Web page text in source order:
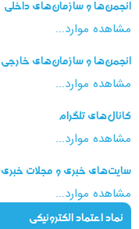
انجمن‌ها و سازمان‌های داخلی
مشاهده موارد...
انجمن‌ها و سازمان‌های خارجی
مشاهده موارد...
کانال‌های تلگرام
مشاهده موارد...
سایت‌های خبری و مجلات خبری
مشاهده موارد...
نماد اعتماد الکترونیکی